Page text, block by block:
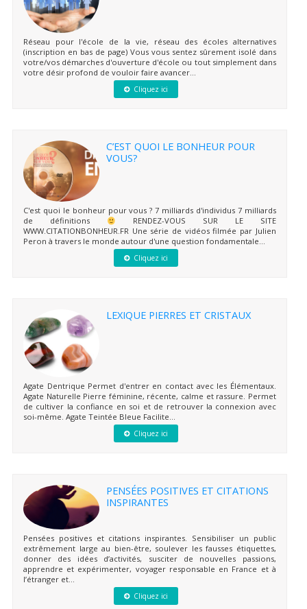
Réseau pour l'école de la vie, réseau des écoles alternatives
(inscription en bas de page) Vous vous sentez sûrement isolé dans
votre/vos démarches d'ouverture d'école ou tout simplement dans
votre désir profond de vouloir faire avancer...
Cliquez ici
C’EST QUOI LE BONHEUR POUR
VOUS?
C'est quoi le bonheur pour vous ? 7 milliards d'individus 7 milliards
de définitions
RENDEZ-VOUS SUR LE SITE
WWW.CITATIONBONHEUR.FR Une série de vidéos filmée par Julien
Peron à travers le monde autour d'une question fondamentale...
Cliquez ici
LEXIQUE PIERRES ET CRISTAUX
Agate Dentrique Permet d'entrer en contact avec les Élémentaux.
Agate Naturelle Pierre féminine, récente, calme et rassure. Permet
de cultiver la confiance en soi et de retrouver la connexion avec
soi-même. Agate Teintée Bleue Facilite...
Cliquez ici
PENSÉES POSITIVES ET CITATIONS
INSPIRANTES
Pensées positives et citations inspirantes. Sensibiliser un public
extrêmement large au bien-être, soulever les fausses étiquettes,
donner des idées d’activités, susciter de nouvelles passions,
apprendre et expérimenter, voyager responsable en France et à
l’étranger et...
Cliquez ici